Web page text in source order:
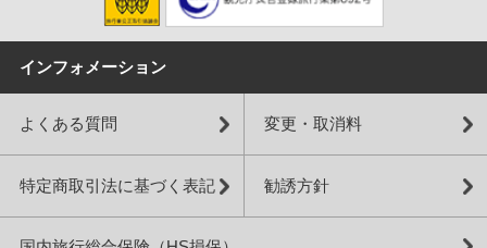
インフォメーション
よくある質問 変更・取消料
特定商取引法に基づく表記 勧誘方針